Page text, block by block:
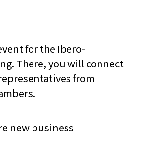
for the Ibero-
There, you will connect
from
new business